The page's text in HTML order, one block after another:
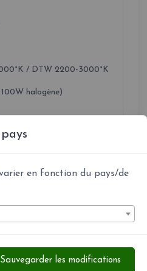
en fonction du pays/de
Sauvegarder les modifications
/ DTW 2200-3000°K
halogène)
halogène)